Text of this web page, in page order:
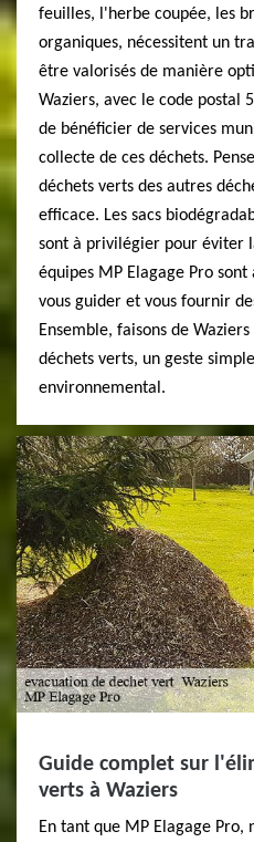
feuilles, l'herbe coupée, les
organiques, nécessitent un
être valorisés de manière
Waziers, avec le code postal
de bénéficier de services
collecte de ces déchets.
déchets verts des autres
efficace. Les sacs
sont à privilégier pour éviter
équipes MP Elagage Pro
vous guider et vous fournir
Ensemble, faisons de
déchets verts, un geste
environnemental.
Guide complet sur
verts à Waziers
En tant que MP Elagage Pro,